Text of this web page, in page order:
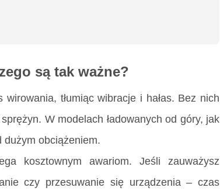
są tak ważne?
tłumiąc wibracje i hałas. Bez nich
W modelach ładowanych od góry, jak
dużym obciążeniem.
kosztownym awariom. Jeśli zauważysz
czy przesuwanie się urządzenia – czas